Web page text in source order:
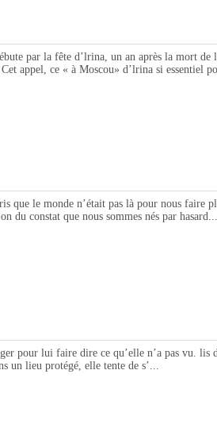
par la fête d’lrina, un an après la mort
appel, ce « à Moscou» d’lrina si essentiel
le monde n’était pas là pour nous faire
du constat que nous sommes nés par hasard...
lui faire dire ce qu’elle n’a pas vu. lis
un lieu protégé, elle tente de s’...